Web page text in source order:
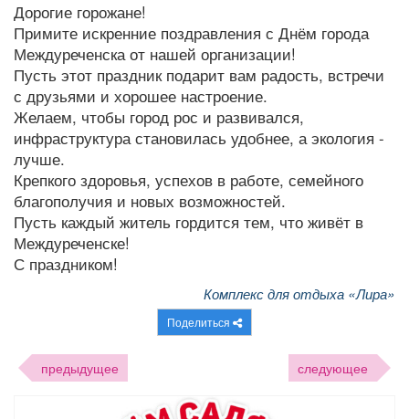
Дорогие горожане!
Примите искренние поздравления с Днём города
Междуреченска от нашей организации!
Пусть этот праздник подарит вам радость, встречи
с друзьями и хорошее настроение.
Желаем, чтобы город рос и развивался,
инфраструктура становилась удобнее, а экология -
лучше.
Крепкого здоровья, успехов в работе, семейного
благополучия и новых возможностей.
Пусть каждый житель гордится тем, что живёт в
Междуреченске!
С праздником!
Комплекс для отдыха «Лира»
Поделиться
следующее
предыдущее